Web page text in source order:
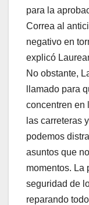
para la
Correa al
negativo en
explicó
No obstante,
llamado para
concentren en
las carreteras
podemos
asuntos que
momentos. La
seguridad de
reparando